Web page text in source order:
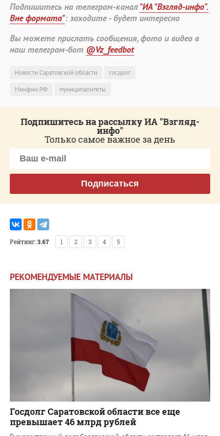
Подпишитесь на телеграм-канал"ИА "Взгляд-инфо".
Вне формата": заходите - будет интересно
Вы можете прислать сообщения, фото и видео в
наш телеграм-бот @Vz_feedbot
Новости Саратовской области
госдолг
Минфин РФ
муниципалитеты
Подпишитесь на рассылку ИА "Взгляд-
инфо"
Только самое важное за день
Подписаться
Рейтинг:3.67 1 2 3 4 5
РЕКОМЕНДУЕМЫЕ МАТЕРИАЛЫ
Госдолг Саратовской области все еще
превышает 46 млрд рублей